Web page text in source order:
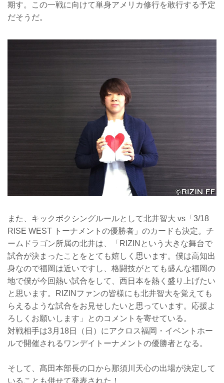
期す。この一戦に向けて単身アメリカ修行を敢行する予定
だそうだ。
また、キックボクシングルールとして北井智大 vs「3/18
RISE WEST トーナメントの優勝者」のカードも決定。チ
ームドラゴン所属の北井は、「RIZINという大きな舞台で
試合が決まったことをとても嬉しく思います。僕は高知出
身なので福岡は近いですし、格闘技がとても盛んな福岡の
地で僕が今回熱い試合をして、西日本を熱く盛り上げたい
と思います。RIZINファンの皆様にも北井智大を覚えても
らえるような試合をお見せしたいと思っています。応援よ
ろしくお願いします」とのコメントを寄せている。
対戦相手は3月18日（日）にアクロス福岡・イベントホー
ルで開催されるワンデイトーナメントの優勝者となる。
そして、髙田本部長の口から那須川天心の出場が決定して
いることも併せて発表された！